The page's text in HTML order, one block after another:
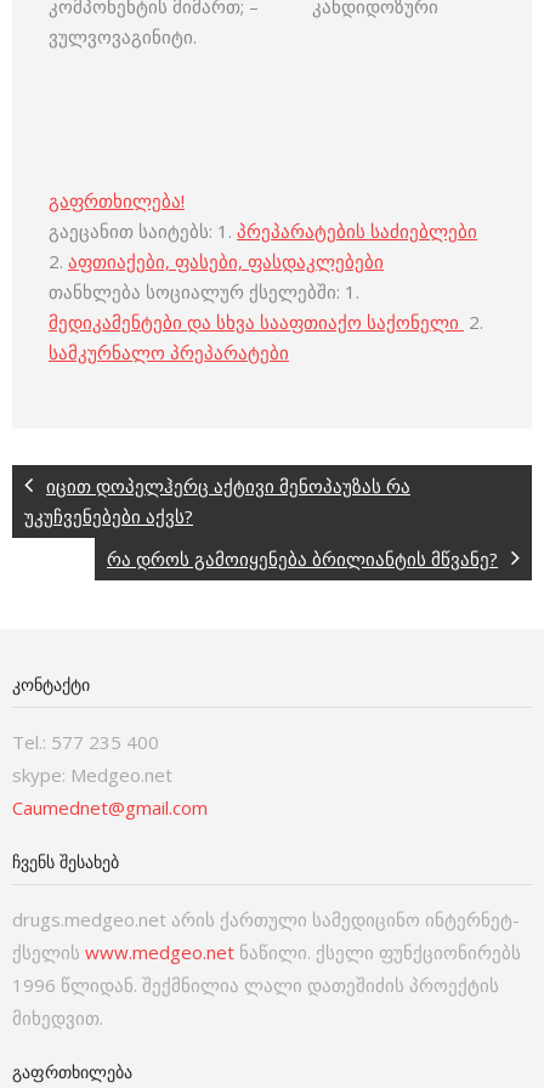
კომპონენტის მიმართ; – კანდიდოზური
ვულვოვაგინიტი.
გაფრთხილება!
გაეცანით საიტებს: 1. პრეპარატების საძიებლები
2. აფთიაქები, ფასები, ფასდაკლებები
თანხლება სოციალურ ქსელებში: 1.
მედიკამენტები და სხვა სააფთიაქო საქონელი 2.
სამკურნალო პრეპარატები
იცით დოპელჰერც აქტივი მენოპაუზას რა
უკუჩვენებები აქვს?
რა დროს გამოიყენება ბრილიანტის მწვანე?
ᲙᲝᲜᲢᲐᲥᲢᲘ
Tel.: 577 235 400
skype: Medgeo.net
Caumednet@gmail.com
ᲩᲕᲔᲜᲡ ᲨᲔᲡᲐᲮᲔᲑ
drugs.medgeo.net არის ქართული სამედიცინო ინტერნეტ-
ქსელის www.medgeo.net ნაწილი. ქსელი ფუნქციონირებს
1996 წლიდან. შექმნილია ლალი დათეშიძის პროექტის
მიხედვით.
ᲒᲐᲤᲠᲗᲮᲘᲚᲔᲑᲐ